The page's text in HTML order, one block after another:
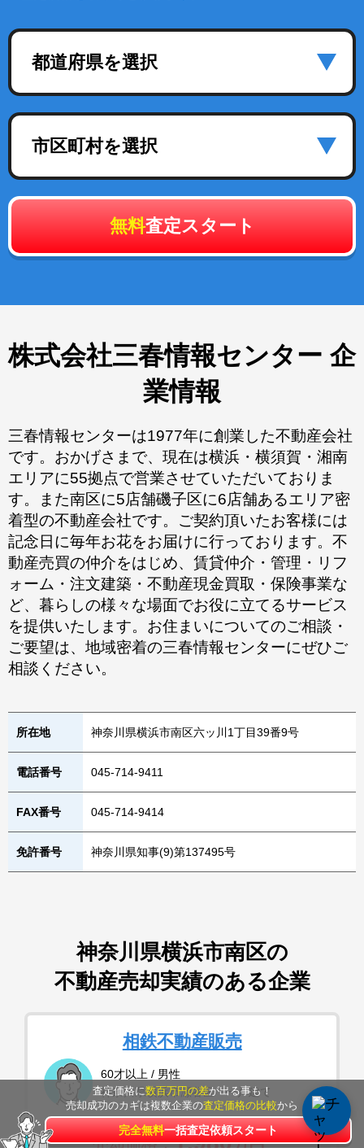
都道府県を選択
市区町村を選択
無料査定スタート
株式会社三春情報センター 企
業情報
三春情報センターは1977年に創業した不動産会社
です。おかげさまで、現在は横浜・横須賀・湘南
エリアに55拠点で営業させていただいておりま
す。また南区に5店舗磯子区に6店舗あるエリア密
着型の不動産会社です。ご契約頂いたお客様には
記念日に毎年お花をお届けに行っております。不
動産売買の仲介をはじめ、賃貸仲介・管理・リフ
ォーム・注文建築・不動産現金買取・保険事業な
ど、暮らしの様々な場面でお役に立てるサービス
を提供いたします。お住まいについてのご相談・
ご要望は、地域密着の三春情報センターにぜひご
相談ください。
所在地 神奈川県横浜市南区六ッ川1丁目39番9号
電話番号 045-714-9411
FAX番号 045-714-9414
免許番号 神奈川県知事(9)第137495号
神奈川県横浜市南区の
不動産売却実績のある企業
相鉄不動産販売
60才以上 / 男性
神奈川県横浜市瀬谷区 一戸建て
売却価格：1,980
査定価格に数百万円の差が出る事も！
売却成功のカギは複数企業の査定価格の比較から
完全無料一括査定依頼スタート